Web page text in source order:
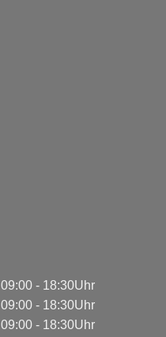
09:00 - 18:30Uhr
09:00 - 18:30Uhr
09:00 - 18:30Uhr